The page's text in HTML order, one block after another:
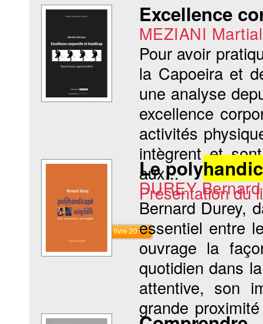
Excellence
MEZIANI Martial
Pour avoir
la Capoeira et
une analyse
excellence
activités
intègrent et
aux...
Présentation du
Commander le livre 20 €
Le poly
DUREY Bernard
Bernard Durey,
essentiel entre
ouvrage la
quotidien dans
attentive, son
grande